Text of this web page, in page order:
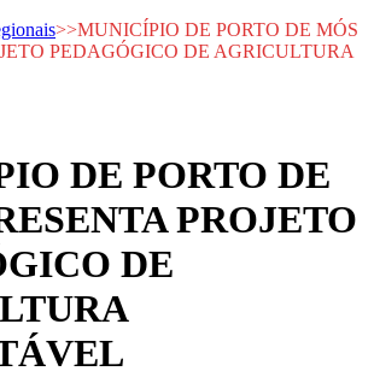
>>MUNICÍPIO DE PORTO DE MÓS
PEDAGÓGICO DE AGRICULTURA
DE PORTO DE
PROJETO
DE